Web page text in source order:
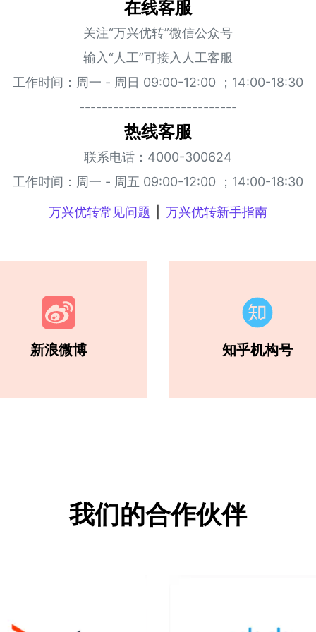
在线客服
关注“万兴优转”微信公众号
输入“人工”可接入人工客服
工作时间：周一 - 周日 09:00-12:00 ；14:00-18:30
----------------------------
热线客服
联系电话：4000-300624
工作时间：周一 - 周五 09:00-12:00 ；14:00-18:30
万兴优转常见问题 万兴优转新手指南
新浪微博 知乎机构号
我们的合作伙伴